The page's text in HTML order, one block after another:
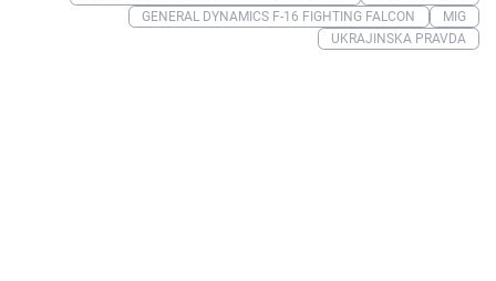
GENERAL DYNAMICS F-16 FIGHTING FALCON
MIG
UKRAJINSKA PRAVDA